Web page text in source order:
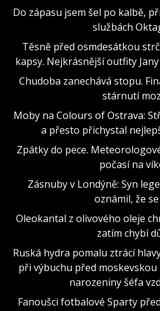
Do zápasu jsem šel po kalbě,
službách
Těsně před osmdesátkou
kapsy. Nejkrásnější outfity
Chudoba zanechává stopu.
stárnutí
Moby na Colours of Ostrava:
a přesto přichystal
Zpátky do pece.
počasí na
Zásnuby v Londýně: Syn
oznámil, že
Oleokantal z olivového oleje
zatím chybí
Ruská hydra pomalu ztrácí
při výbuchu před
narozeniny šéfa
Fanoušci fotbalové Sparty